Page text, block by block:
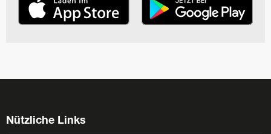
Nützliche Links